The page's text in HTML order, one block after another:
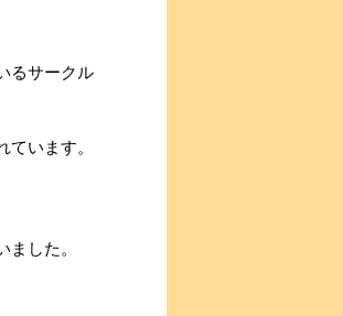
るサークル
います。
した。